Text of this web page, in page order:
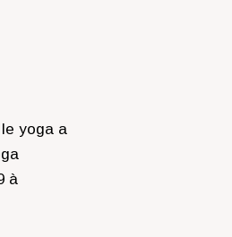
yoga a
à